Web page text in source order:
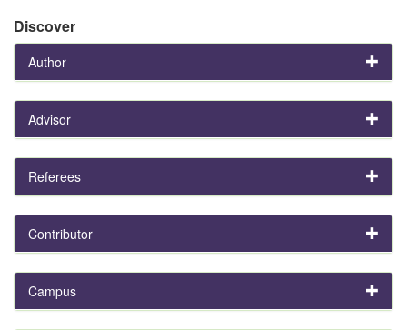
Discover
Author
Advisor
Referees
Contributor
Campus